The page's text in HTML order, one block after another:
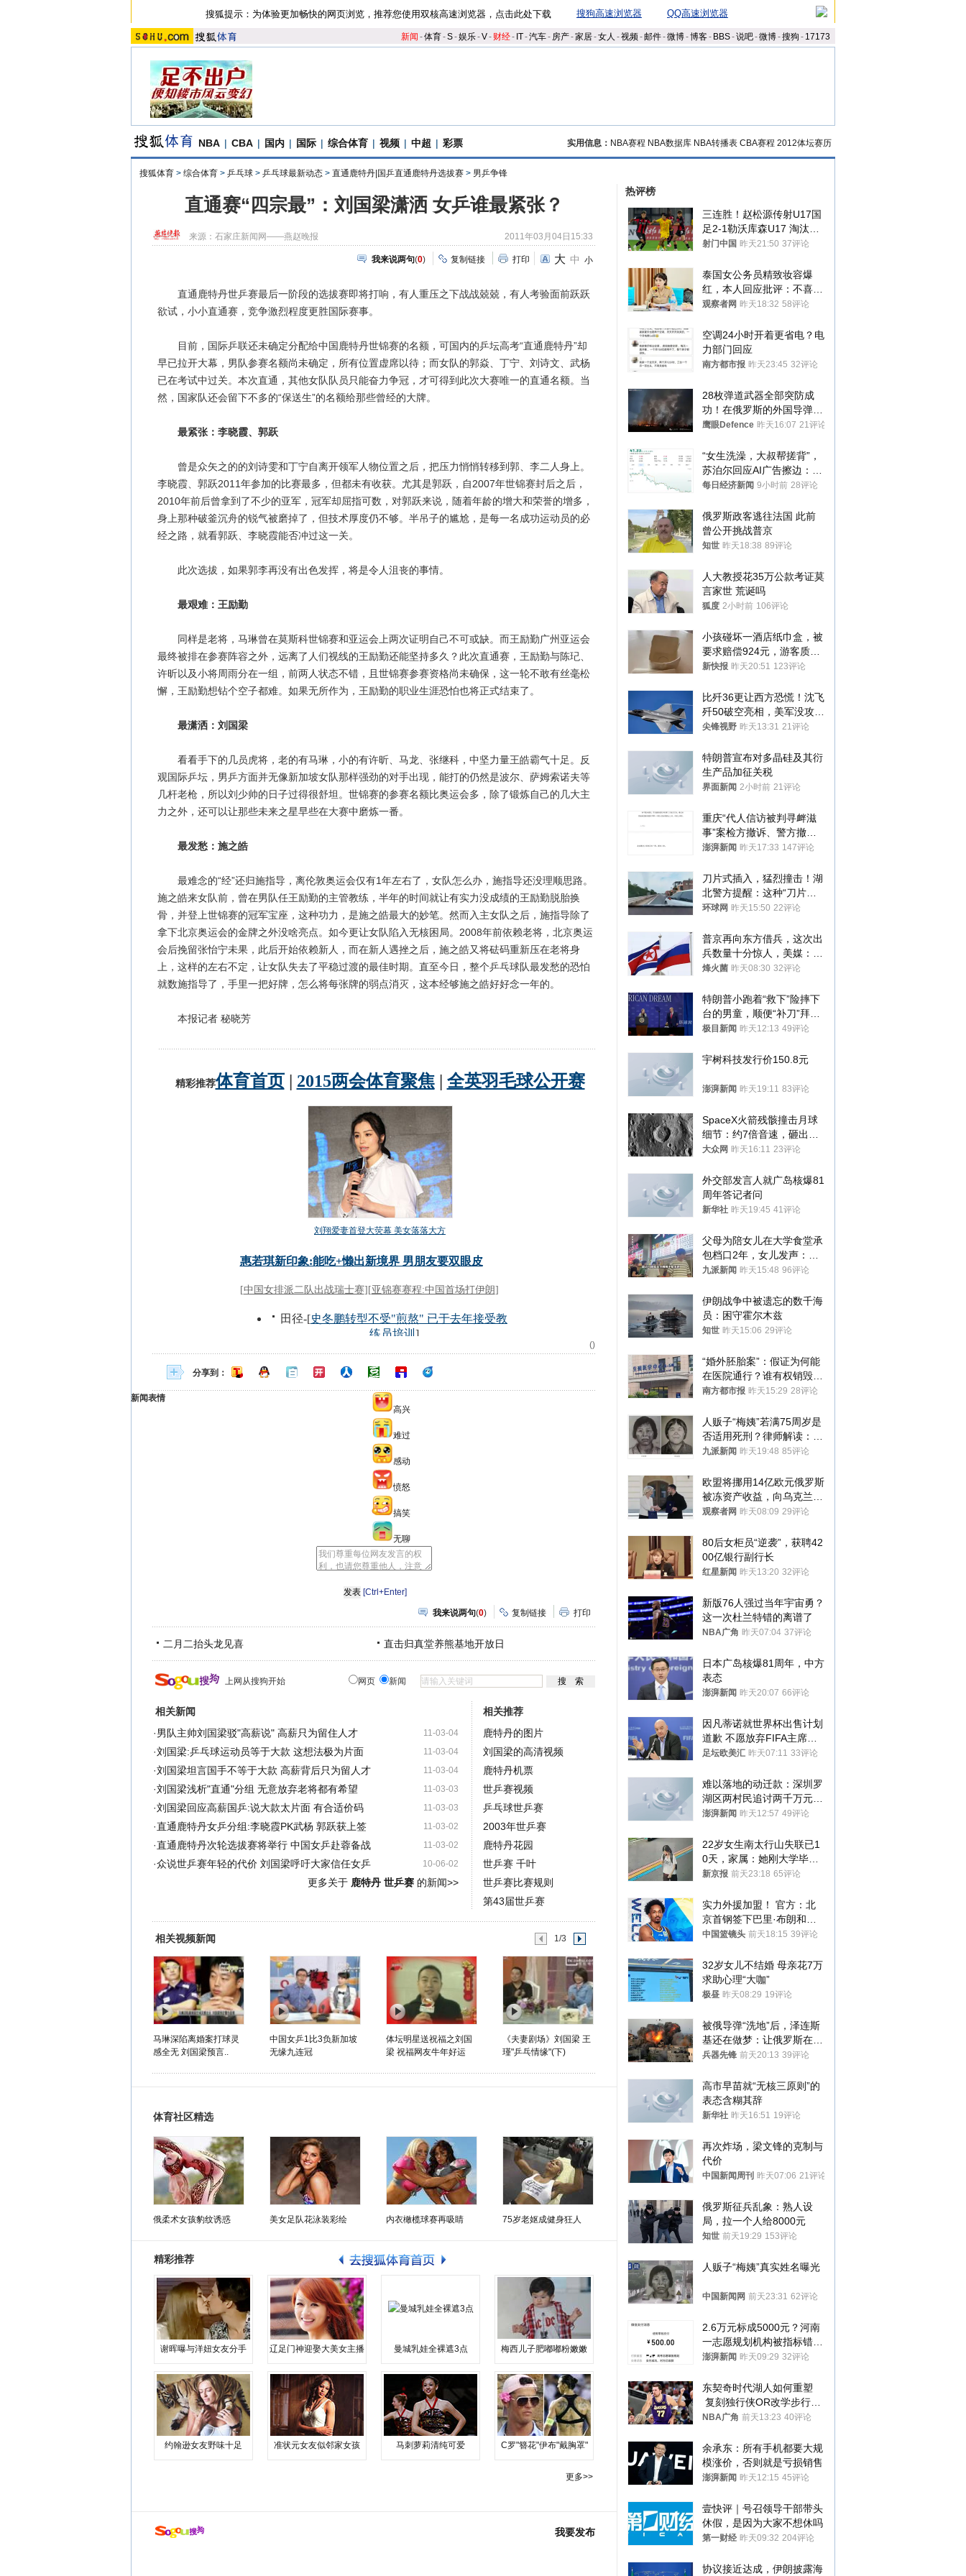
搜狐提示：为体验更加畅快的网页浏览，推荐您使用双核高速浏览器，点击此处下载 搜狗高速浏览器 QQ高速浏览器
新闻 -体育-S-娱乐-V- 财经- IT-汽车- 房产-家居-女人 -视频-邮件-微博-博客- BBS-说吧-微博-搜狗 - 17173
NBA | CBA | 国内 | 国际 | 综合体育 | 视频 | 中超 | 彩票 实用信息： NBA赛程 NBA数据库 NBA转播表 CBA赛程 2012体坛赛历
搜狐体育 > 综合体育 > 乒乓球 > 乒乓球最新动态 > 直通鹿特丹|国乒直通鹿特丹选拔赛 > 男乒争锋
直通赛“四宗最”：刘国梁潇洒 女乒谁最紧张？
来源：石家庄新闻网——燕赵晚报 2011年03月04日15:33
我来说两句(0) 复制链接 打印 大 中 小
直通鹿特丹世乒赛最后一阶段的选拔赛即将打响，有人重压之下战战兢兢，有人考验面前跃跃
欲试，小小直通赛，竞争激烈程度更胜国际赛事。
目前，国际乒联还未确定分配给中国鹿特丹世锦赛的名额，可国内的乒坛高考“直通鹿特丹”却
早已拉开大幕，男队参赛名额尚未确定，所有位置虚席以待；而女队的郭焱、丁宁、刘诗文、武杨
已在考试中过关。本次直通，其他女队队员只能奋力争冠，才可得到此次大赛唯一的直通名额。当
然，国家队还会留下不多的“保送生”的名额给那些曾经的大牌。
最紧张：李晓霞、郭跃
曾是众矢之的的刘诗雯和丁宁自离开领军人物位置之后，把压力悄悄转移到郭、李二人身上。
李晓霞、郭跃2011年参加的比赛最多，但都未有收获。尤其是郭跃，自2007年世锦赛封后之后，
2010年前后曾拿到了不少的亚军，冠军却屈指可数，对郭跃来说，随着年龄的增大和荣誉的增多，
身上那种破釜沉舟的锐气被磨掉了，但技术厚度仍不够。半吊子的尴尬，是每一名成功运动员的必
经之路，就看郭跃、李晓霞能否冲过这一关。
此次选拔，如果郭李再没有出色发挥，将是令人沮丧的事情。
最艰难：王励勤
同样是老将，马琳曾在莫斯科世锦赛和亚运会上两次证明自己不可或缺。而王励勤广州亚运会
最终被排在参赛阵容之外，远离了人们视线的王励勤还能坚持多久？此次直通赛，王励勤与陈玘、
许昕以及小将周雨分在一组，前两人状态不错，且世锦赛参赛资格尚未确保，这一轮不敢有丝毫松
懈，王励勤想钻个空子都难。如果无所作为，王励勤的职业生涯恐怕也将正式结束了。
最潇洒：刘国梁
看看手下的几员虎将，老的有马琳，小的有许昕、马龙、张继科，中坚力量王皓霸气十足。反
观国际乒坛，男乒方面并无像新加坡女队那样强劲的对手出现，能打的仍然是波尔、萨姆索诺夫等
几杆老枪，所以刘少帅的日子过得很舒坦。世锦赛的参赛名额比奥运会多，除了锻炼自己的几大主
力之外，还可以让那些未来之星早些在大赛中磨炼一番。
最发愁：施之皓
最难念的“经”还归施指导，离伦敦奥运会仅有1年左右了，女队怎么办，施指导还没理顺思路。
施之皓来女队前，曾在男队任王励勤的主管教练，半年的时间就让有实力没成绩的王励勤脱胎换
骨，并登上世锦赛的冠军宝座，这种功力，是施之皓最大的妙笔。然而入主女队之后，施指导除了
拿下北京奥运会的金牌之外没啥亮点。如今更让女队陷入无核困局。2008年前依赖老将，北京奥运
会后挽留张怡宁未果，此后开始依赖新人，而在新人遇挫之后，施之皓又将砝码重新压在老将身
上，这样的左右不定，让女队失去了平稳过渡的最佳时期。直至今日，整个乒乓球队最发愁的恐怕
就数施指导了，手里一把好牌，怎么将每张牌的弱点消灭，这本经够施之皓好好念一年的。
本报记者 秘晓芳
()
分享到：
新闻表情
高兴
难过
感动
愤怒
搞笑
无聊
[Ctrl+Enter]
我来说两句(0) 复制链接 打印
二月二抬头龙见喜 直击归真堂养熊基地开放日
上网从搜狗开始 网页 新闻
相关新闻
11-03-04
·男队主帅刘国梁驳"高薪说" 高薪只为留住人才
11-03-04
·刘国梁:乒乓球运动员等于大款 这想法极为片面
11-03-04
·刘国梁坦言国手不等于大款 高薪背后只为留人才
11-03-03
·刘国梁浅析"直通"分组 无意放弃老将都有希望
11-03-03
·刘国梁回应高薪国乒:说大款太片面 有合适价码
11-03-02
·直通鹿特丹女乒分组:李晓霞PK武杨 郭跃获上签
11-03-02
·直通鹿特丹次轮选拔赛将举行 中国女乒赴蓉备战
10-06-02
·众说世乒赛年轻的代价 刘国梁呼吁大家信任女乒
更多关于 鹿特丹 世乒赛的新闻>>
相关推荐
鹿特丹的图片
刘国梁的高清视频
鹿特丹机票
世乒赛视频
乒乓球世乒赛
2003年世乒赛
鹿特丹花园
世乒赛 千叶
世乒赛比赛规则
第43届世乒赛
相关视频新闻 1/3
马琳深陷离婚案打球灵
感全无 刘国梁预言..
中国女乒1比3负新加坡
无缘九连冠
体坛明星送祝福之刘国
梁 祝福网友牛年好运
《夫妻剧场》刘国梁 王
瑾"乒乓情缘"(下)
体育社区精选
俄柔术女孩豹纹诱惑 美女足队花泳装彩绘 内衣橄榄球赛再吸睛 75岁老妪成健身狂人
精彩推荐
谢晖曝与洋妞女友分手 辽足门神迎娶大美女主播 曼城乳娃全裸遮3点 梅西儿子肥嘟嘟粉嫩嫩
约翰逊女友野味十足 准状元女友似邻家女孩 马刺萝莉清纯可爱 C罗"簪花"伊布"戴胸罩"
更多>>
我要发布
热评榜
三连胜！赵松源传射U17国
足2-1勒沃库森U17 淘汰赛
将战河床
射门中国 昨天21:50 37评论
泰国女公务员精致妆容爆
红，本人回应批评：不喜欢
就别看
观察者网 昨天18:32 58评论
空调24小时开着更省电？电
力部门回应
南方都市报 昨天23:45 32评论
28枚弹道武器全部突防成
功！在俄罗斯的外国导弹发
射车都是合法打击目标
鹰眼Defence 昨天16:07 21评论
“女生洗澡，大叔帮搓背”，
苏泊尔回应AI广告擦边：视
频全下架，已强化内容管理
每日经济新闻 9小时前 28评论
俄罗斯政客逃往法国 此前
曾公开挑战普京
知世 昨天18:38 89评论
人大教授花35万公款考证莫
言家世 荒诞吗
狐度 2小时前 106评论
小孩碰坏一酒店纸巾盒，被
要求赔偿924元，游客质疑
酒店房客物品超高标价，市
新快报 昨天20:51 123评论
比歼36更让西方恐慌！沈飞
歼50破空亮相，美军没攻克
的技术被拿下
尖锋视野 昨天13:31 21评论
特朗普宣布对多晶硅及其衍
生产品加征关税
界面新闻 2小时前 21评论
重庆“代人信访被判寻衅滋
事”案检方撤诉、警方撤
案，两被告人获国赔
澎湃新闻 昨天17:33 147评论
刀片式插入，猛烈撞击！湖
北警方提醒：这种“刀片超
车”，太危险了
环球网 昨天15:50 22评论
普京再向东方借兵，这次出
兵数量十分惊人，美媒：俄
朝要动真格？
烽火菌 昨天08:30 32评论
特朗普小跑着“救下”险摔下
台的男童，顺便“补刀”拜
登：“我可不想他像拜登一
极目新闻 昨天12:13 49评论
宇树科技发行价150.8元
澎湃新闻 昨天19:11 83评论
SpaceX火箭残骸撞击月球
细节：约7倍音速，砸出直
径约30米撞击坑
大众网 昨天16:11 23评论
外交部发言人就广岛核爆81
周年答记者问
新华社 昨天19:45 41评论
父母为陪女儿在大学食堂承
包档口2年，女儿发声：初
衷是为了陪伴，毕业后将不
九派新闻 昨天15:48 96评论
伊朗战争中被遗忘的数千海
员：困守霍尔木兹
知世 昨天15:06 29评论
“婚外胚胎案”：假证为何能
在医院通行？谁有权销毁胚
胎？
南方都市报 昨天15:29 28评论
人贩子“梅姨”若满75周岁是
否适用死刑？律师解读：很
大概率不会被判处死刑
九派新闻 昨天19:48 85评论
欧盟将挪用14亿欧元俄罗斯
被冻资产收益，向乌克兰提
供援助
观察者网 昨天08:09 29评论
80后女柜员“逆袭”，获聘42
00亿银行副行长
红星新闻 昨天13:20 32评论
新版76人强过当年宇宙勇？
这一次杜兰特错的离谱了
NBA广角 昨天07:04 37评论
日本广岛核爆81周年，中方
表态
澎湃新闻 昨天20:07 66评论
因凡蒂诺就世界杯出售计划
道歉 不愿放弃FIFA主席职
位
足坛欧美汇 昨天07:11 33评论
难以落地的动迁款：深圳罗
湖区两村民追讨两千万元动
迁款八年未果
澎湃新闻 昨天12:57 49评论
22岁女生南太行山失联已1
0天，家属：她刚大学毕业
想到山里旅行
新京报 前天23:18 65评论
实力外援加盟！ 官方：北
京首钢签下巴里·布朗和桑
普森
中国篮镜头 前天18:15 39评论
32岁女儿不结婚 母亲花7万
求助心理“大咖”
极昼 昨天08:29 19评论
被俄导弹“洗地”后，泽连斯
基还在做梦：让俄罗斯在冬
季前求和？
兵器先锋 前天20:13 39评论
高市早苗就“无核三原则”的
表态含糊其辞
新华社 昨天16:51 19评论
再次炸场，梁文锋的克制与
代价
中国新闻周刊 昨天07:06 21评论
俄罗斯征兵乱象：熟人设
局，拉一个人给8000元
知世 前天19:29 153评论
人贩子“梅姨”真实姓名曝光
中国新闻网 前天23:31 62评论
2.6万元标成5000元？河南
一志愿规划机构被指标错学
费致考生复读
澎湃新闻 昨天09:29 32评论
东契奇时代湖人如何重塑
复刻独行侠OR改学步行
者？
NBA广角 前天13:23 40评论
余承东：所有手机都要大规
模涨价，否则就是亏损销售
澎湃新闻 昨天12:15 45评论
壹快评｜号召领导干部带头
休假，是因为大家不想休吗
第一财经 昨天09:32 204评论
协议接近达成，伊朗披露海